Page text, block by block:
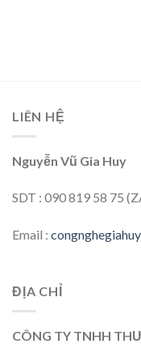
LIÊN HỆ
Nguyễn Vũ Gia Huy
SDT : 090 819 58 75
Email :
ĐỊA CHỈ
CÔNG TY TNHH